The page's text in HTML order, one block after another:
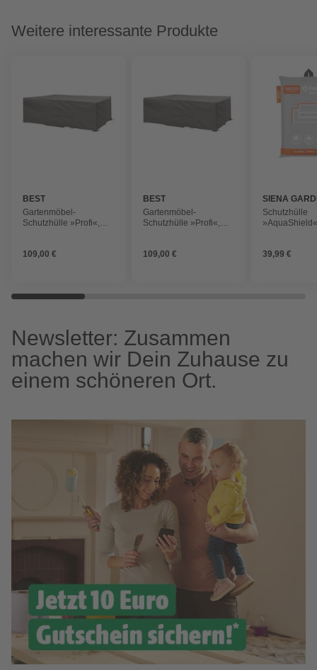
Weitere interessante Produkte
BEST
Gartenmöbel-
Schutzhülle »Profi«,
109,00 €
BEST
Gartenmöbel-
Schutzhülle »Profi«,
109,00 €
SIENA
Schutzhülle
39,99 €
Newsletter: Zusammen
machen wir Dein Zuhause zu
einem schöneren Ort.